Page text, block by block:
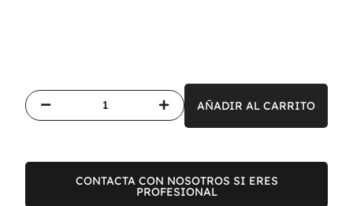
AÑADIR AL CARRITO
CONTACTA CON NOSOTROS SI ERES
PROFESIONAL